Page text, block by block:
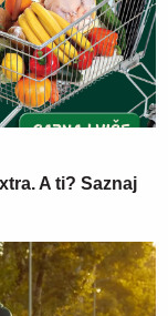
A ti? Saznaj